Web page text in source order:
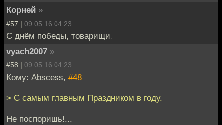
Корней »
#57 | 09.05.16 04:23
С днём победы, товарищи.
vyach2007 »
#58 | 09.05.16 04:23
Кому: Abscess, #48
> С самым главным Праздником в году.
Не поспоришь!...